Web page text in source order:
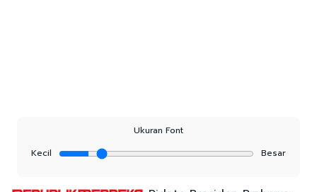
Ukuran Font
Kecil
Besar